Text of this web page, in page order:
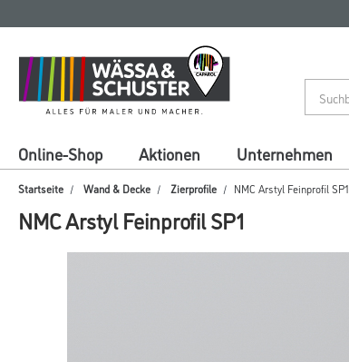
springen
springen
Online-Shop Aktionen Unternehmen
Startseite Wand & Decke Zierprofile NMC Arstyl Feinprofil SP1
NMC Arstyl Feinprofil SP1